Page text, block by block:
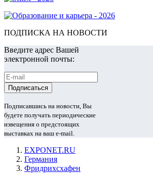
ПОДПИСКА НА НОВОСТИ
Введите адрес Вашей
электронной почты:
Подписавшись на новости, Вы
будете получать периодические
извещения о предстоящих
выставках на ваш e-mail.
EXPONET.RU
Германия
Фридрихсхафен